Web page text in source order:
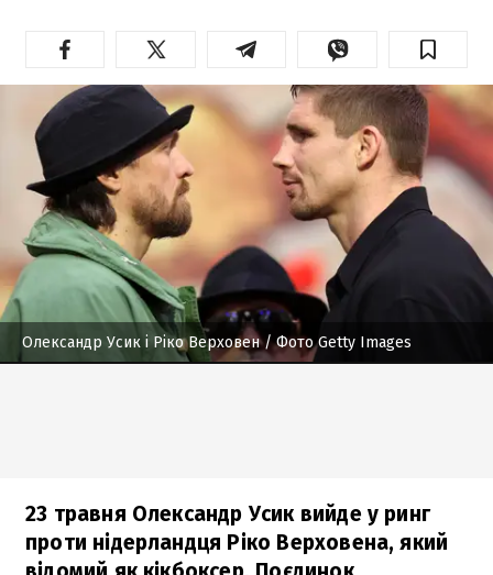
Олександр Усик і Ріко Верховен/ Фото Getty Images
23 травня Олександр Усик вийде у ринг
проти нідерландця Ріко Верховена, який